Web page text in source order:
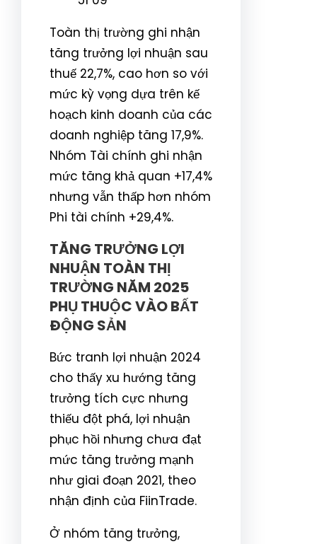
Toàn thị trường ghi nhận
tăng trưởng lợi nhuận sau
thuế 22,7%, cao hơn so với
mức kỳ vọng dựa trên kế
hoạch kinh doanh của các
doanh nghiệp tăng 17,9%.
Nhóm Tài chính ghi nhận
mức tăng khả quan +17,4%
nhưng vẫn thấp hơn nhóm
Phi tài chính +29,4%.
TĂNG TRƯỞNG LỢI
NHUẬN TOÀN THỊ
TRƯỜNG NĂM 2025
PHỤ THUỘC VÀO BẤT
ĐỘNG SẢN
Bức tranh lợi nhuận 2024
cho thấy xu hướng tăng
trưởng tích cực nhưng
thiếu đột phá, lợi nhuận
phục hồi nhưng chưa đạt
mức tăng trưởng mạnh
như giai đoạn 2021, theo
nhận định của FiinTrade.
Ở nhóm tăng trưởng,